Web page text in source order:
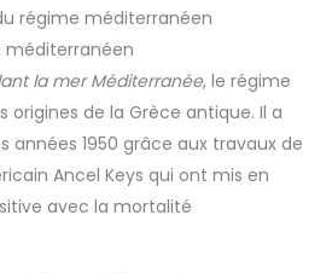
régime méditerranéen
méditerranéen
la mer Méditerranée, le régime
origines de la Grèce antique. Il a
années 1950 grâce aux travaux de
Ancel Keys qui ont mis en
avec la mortalité